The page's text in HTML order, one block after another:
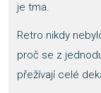
je tma.
Retro nikdy
proč se z
přežívají celé